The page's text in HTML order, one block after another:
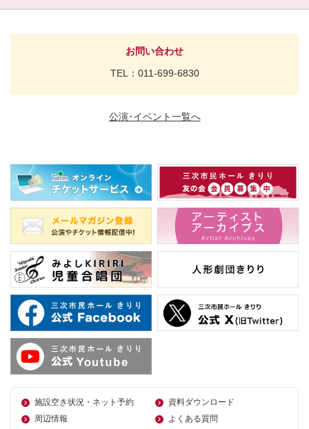
お問い合わせ
TEL：011-699-6830
公演･イベント一覧へ
施設空き状況・ネット予約
資料ダウンロード
周辺情報
よくある質問